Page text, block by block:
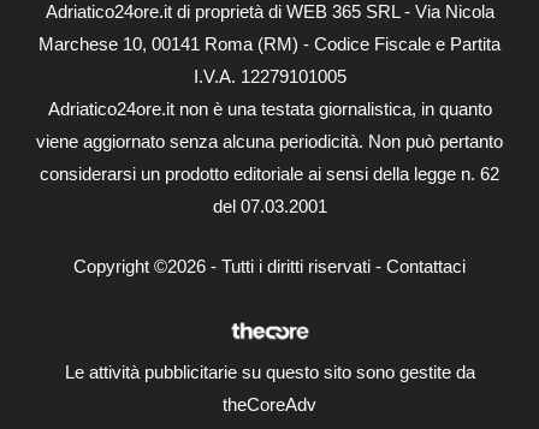
Adriatico24ore.it di proprietà di WEB 365 SRL - Via Nicola
Marchese 10, 00141 Roma (RM) - Codice Fiscale e Partita
I.V.A. 12279101005
Adriatico24ore.it non è una testata giornalistica, in quanto
viene aggiornato senza alcuna periodicità. Non può pertanto
considerarsi un prodotto editoriale ai sensi della legge n. 62
del 07.03.2001
Copyright ©2026 - Tutti i diritti riservati - Contattaci
Le attività pubblicitarie su questo sito sono gestite da
theCoreAdv